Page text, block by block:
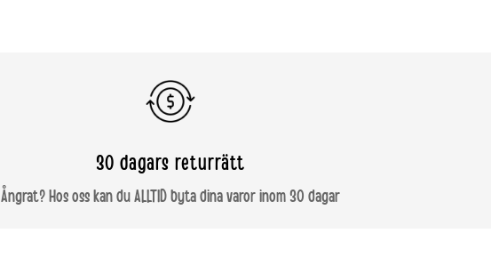
30 dagars returrätt
Ångrat? Hos oss kan du ALLTID byta dina varor inom 30 dagar